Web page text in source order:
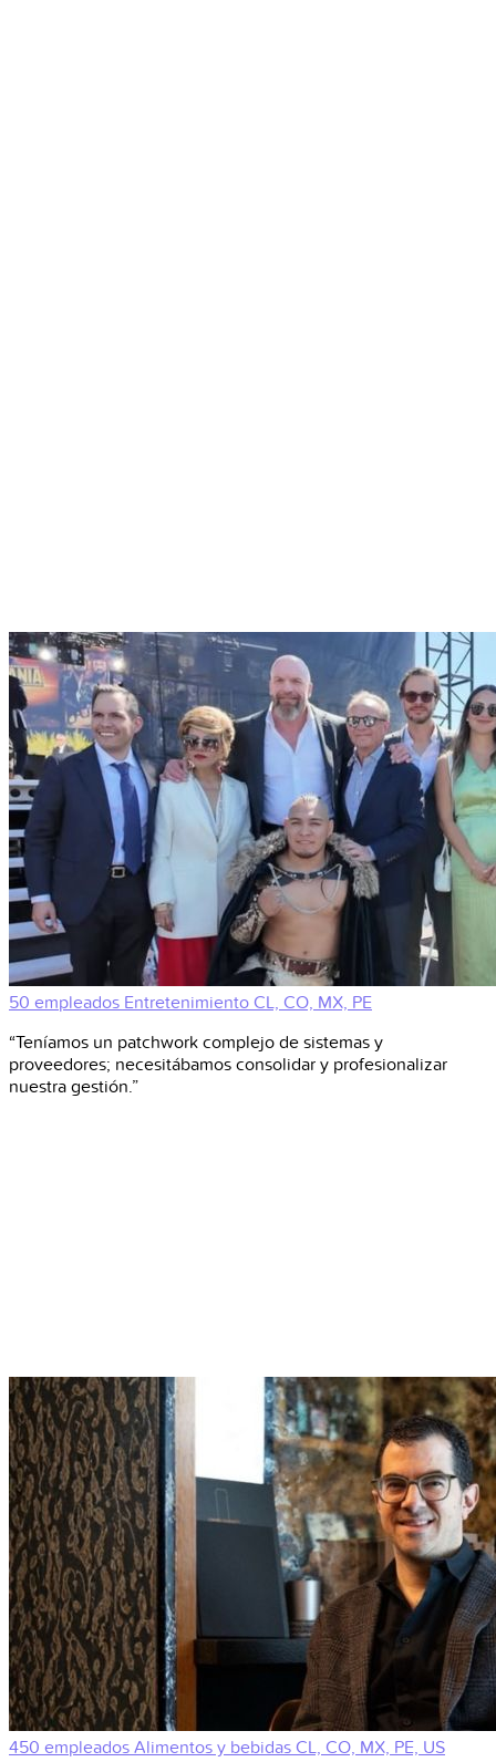
50 empleados Entretenimiento CL, CO, MX, PE
“Teníamos un patchwork complejo de sistemas y
proveedores; necesitábamos consolidar y profesionalizar
nuestra gestión.”
450 empleados Alimentos y bebidas CL, CO, MX, PE, US